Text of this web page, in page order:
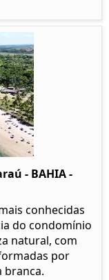
- BAHIA -
conhecidas
do condomínio
natural, com
por
branca.